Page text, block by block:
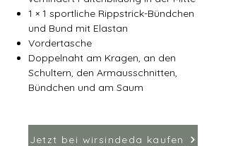
1 × 1 sportliche Rippstrick-Bündchen
und Bund mit Elastan
Vordertasche
Doppelnaht am Kragen, an den
Schultern, den Armausschnitten,
Bündchen und am Saum
Jetzt bei wirsindeda kaufen